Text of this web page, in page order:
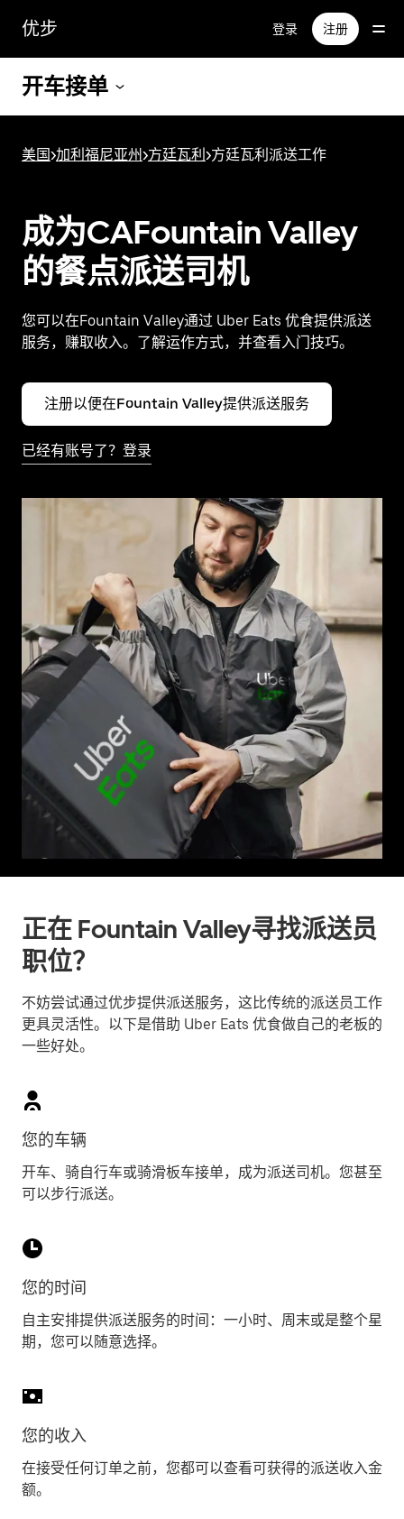
容
优步 登录 注册
开车接单
美国>加利福尼亚州>方廷瓦利 >方廷瓦利派送工作
成为CAFountain Valley
的餐点派送司机
您可以在Fountain Valley通过 Uber Eats 优食提供派送
服务，赚取收入。了解运作方式，并查看入门技巧。
注册以便在Fountain Valley提供派送服务
已经有账号了？登录
正在 Fountain Valley寻找派送员
职位？
不妨尝试通过优步提供派送服务，这比传统的派送员工作
更具灵活性。以下是借助 Uber Eats 优食做自己的老板的
一些好处。
您的车辆
开车、骑自行车或骑滑板车接单，成为派送司机。您甚至
可以步行派送。
您的时间
自主安排提供派送服务的时间：一小时、周末或是整个星
期，您可以随意选择。
您的收入
在接受任何订单之前，您都可以查看可获得的派送收入金
额。